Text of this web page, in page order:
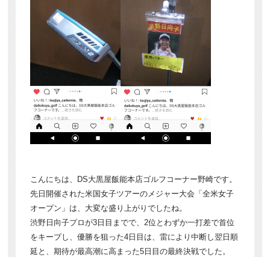
こんにちは、DS大黒屋飯能本店ゴルフコーナー野崎です。
先日開催された米国女子ツアーのメジャー大会「全米女子
オープン」は、大変な盛り上がりでしたね。
渋野日向子プロが3日目までで、2位とわずか一打差で首位
をキープし、優勝を狙った4日目は、雷により中断し翌日順
延と、期待が最高潮に高まった5日目の最終決戦でした。